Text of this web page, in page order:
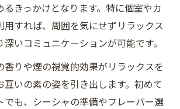
るきっかけとなります。特に個室やカ
用すれば、周囲を気にせずリラックス
いコミュニケーションが可能です。
香りや煙の視覚的効果がリラックスを
いの素の姿を引き出します。初めて
でも、シーシャの準備やフレーバー選